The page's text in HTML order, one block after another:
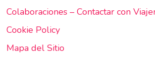
Colaboraciones – Contactar con
Cookie Policy
Mapa del Sitio